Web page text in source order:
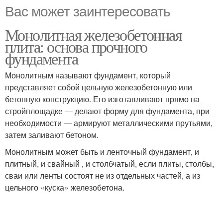
Вас может заинтересовать
Монолитная железобетонная
плита: основа прочного
фундамента
Монолитным называют фундамент, который
представляет собой цельную железобетонную или
бетонную конструкцию. Его изготавливают прямо на
стройплощадке ― делают форму для фундамента, при
необходимости ― армируют металлическими прутьями,
затем заливают бетоном.
Монолитным может быть и ленточный фундамент, и
плитный, и свайный , и столбчатый, если плиты, столбы,
сваи или ленты состоят не из отдельных частей, а из
цельного «куска» железобетона.